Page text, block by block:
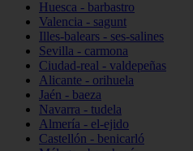
Huesca - barbastro
Valencia - sagunt
Illes-balears - ses-salines
Sevilla - carmona
Ciudad-real - valdepeñas
Alicante - orihuela
Jaén - baeza
Navarra - tudela
Almería - el-ejido
Castellón - benicarló